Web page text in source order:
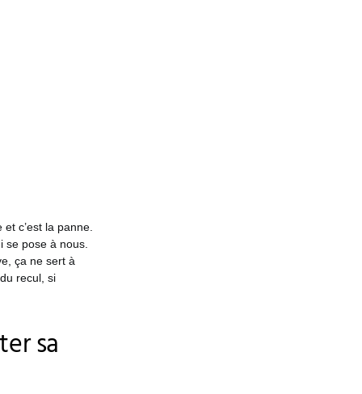
c’est la panne.
pose à nous.
ça ne sert à
recul, si
sa